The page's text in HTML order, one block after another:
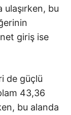
bu
giriş ise
de güçlü
43,36
bu alanda